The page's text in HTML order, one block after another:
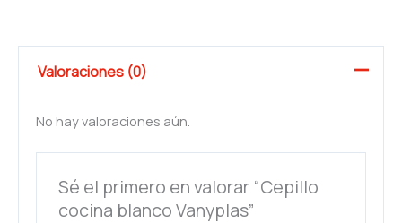
Valoraciones (0)
No hay valoraciones aún.
Sé el primero en valorar “Cepillo
cocina blanco Vanyplas”